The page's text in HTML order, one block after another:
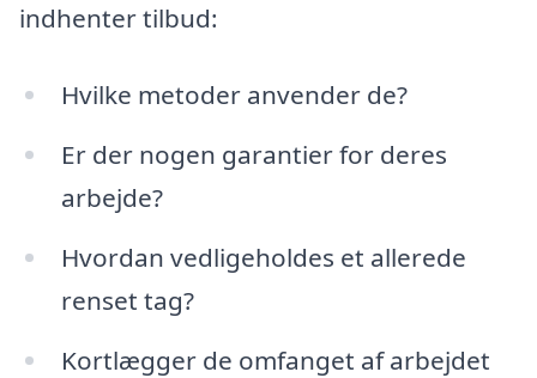
indhenter tilbud:
Hvilke metoder anvender de?
Er der nogen garantier for deres
arbejde?
Hvordan vedligeholdes et allerede
renset tag?
Kortlægger de omfanget af arbejdet